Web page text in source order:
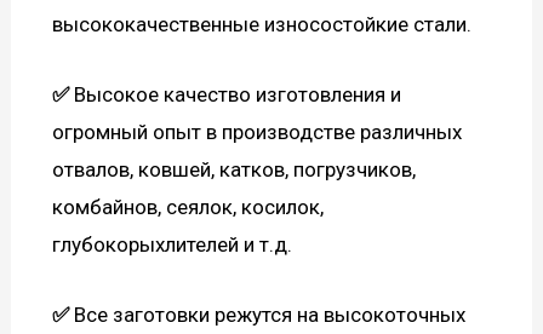
высококачественные износостойкие стали.
✅Высокое качество изготовления и
огромный опыт в производстве различных
отвалов, ковшей, катков, погрузчиков,
комбайнов, сеялок, косилок,
глубокорыхлителей и т.д.
✅Все заготовки режутся на высокоточных